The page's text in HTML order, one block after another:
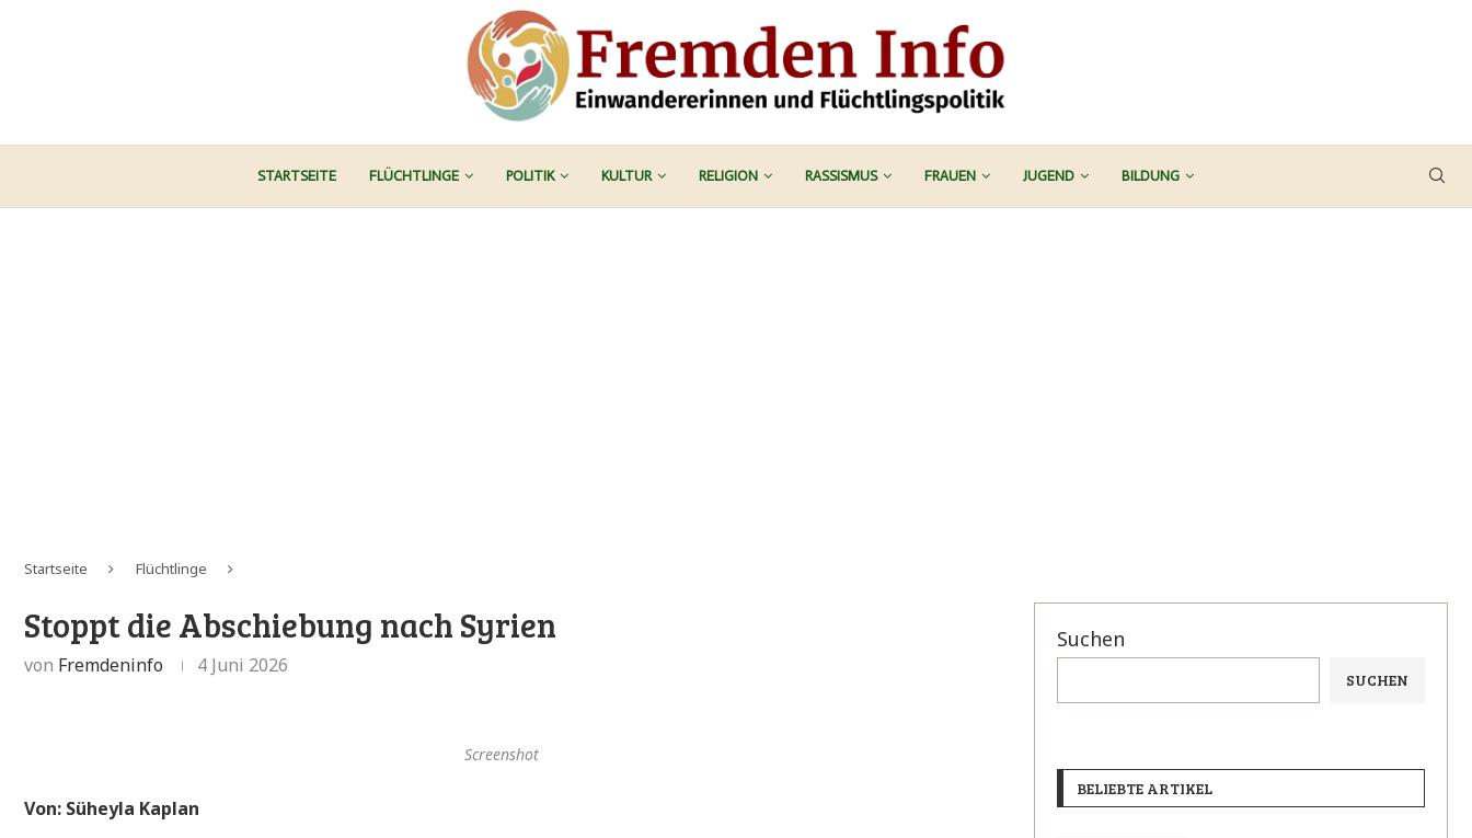
STARTSEITE FLÜCHTLINGE POLITIK KULTUR RELIGION RASSISMUS FRAUEN JUGEND BILDUNG
Startseite Flüchtlinge
Stoppt die Abschiebung nach Syrien
von Fremdeninfo 4 Juni 2026
Screenshot
Von: Süheyla Kaplan
Suchen
SUCHEN
BELIEBTE ARTIKEL